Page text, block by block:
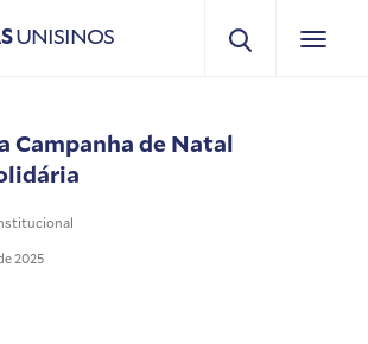
UNISINOS
Campanha de Natal
2025